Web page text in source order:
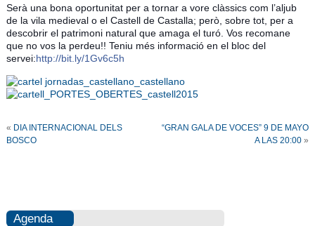
Serà una bona oportunitat per a tornar a vore clàssics com l’aljub
de la vila medieval o el Castell de Castalla; però, sobre tot, per a
descobrir el patrimoni natural que amaga el turó. Vos recomane
que no vos la perdeu!! Teniu més informació en el bloc del
servei:http://bit.ly/1Gv6c5h
« DIA INTERNACIONAL DELS
BOSCO
“GRAN GALA DE VOCES” 9 DE MAYO
A LAS 20:00 »
Agenda